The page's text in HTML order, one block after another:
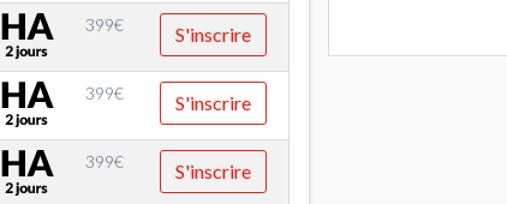
399€ S'inscrire
399€ S'inscrire
399€ S'inscrire